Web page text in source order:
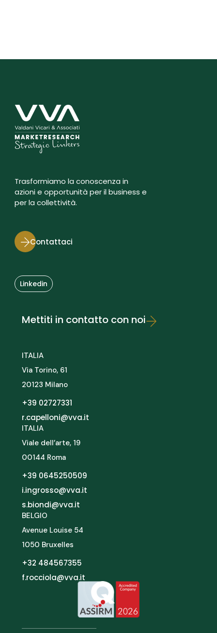
Trasformiamo la conoscenza in
azioni e opportunità per il business e
per la collettività.
Contattaci
Linkedin
Mettiti in contatto con noi
ITALIA
Via Torino, 61
20123 Milano
+39 02727331
r.capelloni@vva.it
ITALIA
Viale dell’arte, 19
00144 Roma
+39 0645250509
i.ingrosso@vva.it
s.biondi@vva.it
BELGIO
Avenue Louise 54
1050 Bruxelles
+32 484567355
f.rocciola@vva.it